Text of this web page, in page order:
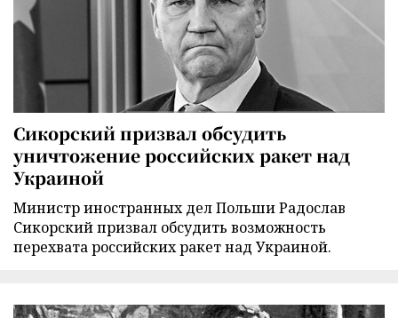
Сикорский призвал обсудить
уничтожение российских ракет над
Украиной
Министр иностранных дел Польши Радослав
Сикорский призвал обсудить возможность
перехвата российских ракет над Украиной.